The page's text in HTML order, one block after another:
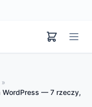
»
WordPress — 7 rzeczy,